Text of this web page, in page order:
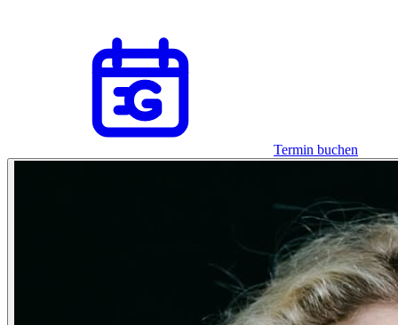
Termin buchen